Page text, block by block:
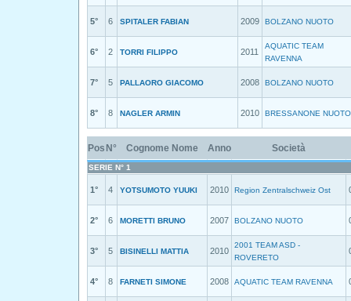
5° 6 SPITALER FABIAN 2009 BOLZANO NUOTO
6° 2 TORRI FILIPPO 2011
AQUATIC TEAM
RAVENNA
7° 5 PALLAORO GIACOMO 2008 BOLZANO NUOTO
8° 8 NAGLER ARMIN 2010 BRESSANONE NUOTO
Pos N° Cognome Nome Anno Società
SERIE N° 1
1° 4 YOTSUMOTO YUUKI 2010 Region Zentralschweiz Ost
2° 6 MORETTI BRUNO 2007 BOLZANO NUOTO
3° 5 BISINELLI MATTIA 2010
2001 TEAM ASD -
ROVERETO
4° 8 FARNETI SIMONE 2008 AQUATIC TEAM RAVENNA